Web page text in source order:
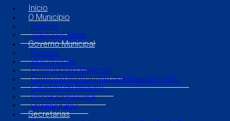
Início
O Município
História
Telefones Úteis
Governo Municipal
Prefeito
Vice Prefeito
Controladoria Municipal
Comissão Permanente de Licitação – CPL
Gabinete do Prefeito
Procuradoria Geral
Organograma
Secretarias